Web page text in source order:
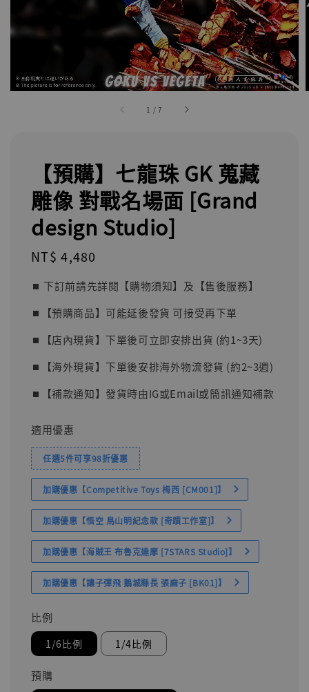
1 /7
【預購】七龍珠 GK 蒐藏
雕像 對戰名場面 [Grand
design Studio]
Regular
NT$ 4,480
⏹︎ 下訂前請先詳閱【購物須知】及【售後服務】
⏹︎【預購商品】可能延後發貨 可接受再下單
⏹︎【店內現貨】下單後可立即安排出貨 (約1~3天)
⏹︎【海外現貨】下單後安排海外物流發貨 (約2~3週)
⏹︎【補款通知】發貨時由IG或Email或簡訊通知補款
適用優惠
任選5件可享98折優惠
加購優惠【Competitive Toys 梅西 [CM001]】
加購優惠【悟空 鳥山明紀念款 [奇蹟工作室]】
加購優惠【海賊王 布魯克達摩 [7STARS Studio]】
加購優惠【讓子彈飛 鵝城縣長 張麻子 [BK01]】
比例
1/6比例 1/4比例
預購